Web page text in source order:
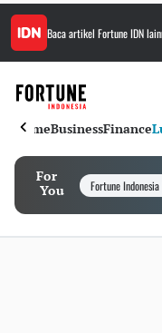
Baca artikel Fortune IDN
HomeBusinessFinance
For
You
Fortune